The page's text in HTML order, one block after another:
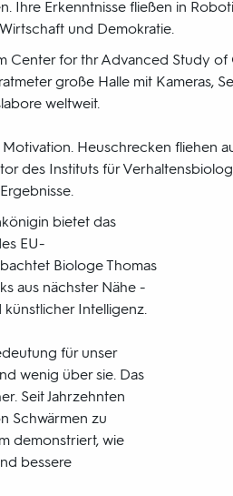
Ihre Erkenntnisse fließen in
und Demokratie.
Center for thr Advanced Study
große Halle mit Kameras,
weltweit.
Heuschrecken fliehen
des Instituts für
bietet das
EU-
Biologe Thomas
aus nächster Nähe -
Intelligenz.
für unser
wenig über sie. Das
Seit Jahrzehnten
Schwärmen zu
demonstriert, wie
bessere